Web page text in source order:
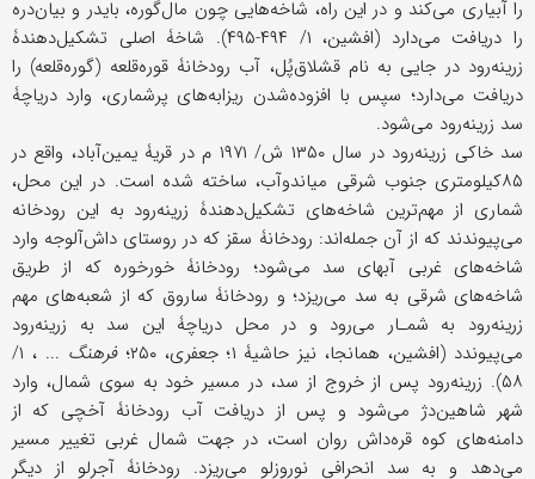
را آبیاری می‌کند و در این راه، شاخه‌هایی چون مال‌گوره، بایدر و بیان‌‌دره
را دریافت می‌دارد (افشین، ۱/ ۴۹۴-۴۹۵). شاخۀ اصلی تشکیل‌دهندۀ
زرینه‌رود در جایی به نام قشلاق‌پُل، آب رودخانۀ قوره‌قلعه (گوره‌قلعه) را
دریافت می‌دارد؛ سپس با افزوده‌شدن ریزابه‌های پرشماری، وارد دریاچۀ
سد زرینه‌رود می‌شود.
سد خاکی زرینه‌رود در سال ۱۳۵۰ ش/ ۱۹۷۱ م در قریۀ یمین‌آباد، واقع در
۸۵کیلومتری جنوب شرقی میاندوآب، ساخته شده است. در این محل،
شماری از مهم‌ترین شاخه‌های تشکیل‌دهندۀ زرینه‌رود به این رودخانه
می‌پیوندند که از آن جمله‌اند: رودخانۀ سقز که در روستای داش‌آلوجه وارد
شاخه‌های غربی آبهای سد می‌شود؛ رودخانۀ خورخوره که از طریق
شاخه‌های شرقی به سد می‌ریزد؛ و رودخانۀ ساروق که از شعبه‌های مهم
زرینه‌رود به‌ شمـار می‌رود و در محل دریاچۀ این سد به زرینه‌رود
می‌پیوندد (افشین، همانجا، نیز حاشیۀ ۱؛ جعفری، ۲۵۰؛
فرهنگ
... ، ۱/
۵۸). زرینه‌رود پس از خروج از سد، در مسیر خود به سوی شمال، وارد
شهر شاهین‌دژ می‌شود و پس از دریافت آب رودخانۀ آخچی که از
دامنه‌های کوه قره‌داش روان است، در جهت شمال غربی تغییر مسیر
می‌دهد و به سد انحرافی نوروزلو می‌ریزد. رودخانۀ آجرلو از دیگر